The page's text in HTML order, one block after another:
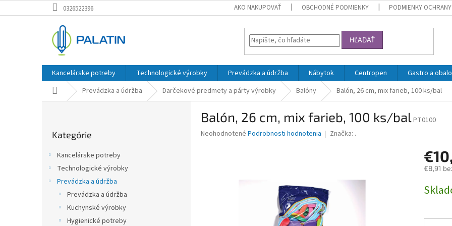
na
0326522396 AKO NAKUPOVAŤ OBCHODNÉ PODMIENKY PODMIENKY OCHRANY
HĽADAŤ
Kancelárske potreby Technologické výrobky Prevádzka a údržba Nábytok Centropen Gastro a
DomovPrevádzka a údržba Darčekové predmety a párty výrobky Balóny Balón, 26 cm, mix farieb, 100 ks/bal
kategórie
Kategórie
Kancelárske potreby
Technologické výrobky
Prevádzka a údržba
Prevádzka a údržba
Kuchynské výrobky
Hygienické potreby
Balón, 26 cm, mix farieb, 100 ks/balPT0100
Priemerné
Neohodnotené Podrobnosti hodnotenia Značka: .
€8,91
cena: